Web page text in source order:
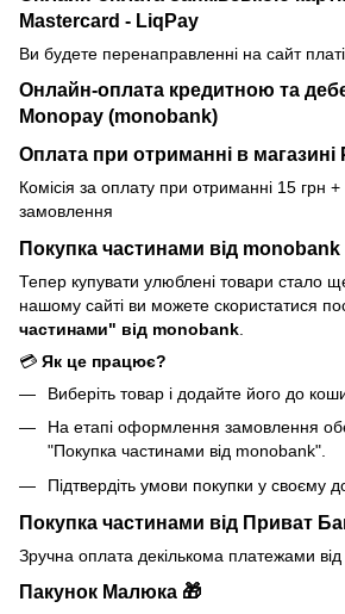
Mastercard - LiqPay
Ви будете перенаправленні на сайт
Онлайн-оплата кредитною та
Monopay (monobank)
Оплата при отриманні в магазині
Комісія за оплату при отриманні 15 грн
замовлення
Покупка частинами від monobank
Тепер купувати улюблені товари стало
нашому сайті ви можете скористатися
частинами" від monobank
💳 Як це працює?
Виберіть товар і додайте його до
На етапі оформлення замовлення
"Покупка частинами від monobank".
Підтвердіть умови покупки у своєму
Покупка частинами від Приват
Зручна оплата декількома платежами
Пакунок Малюка 🎁